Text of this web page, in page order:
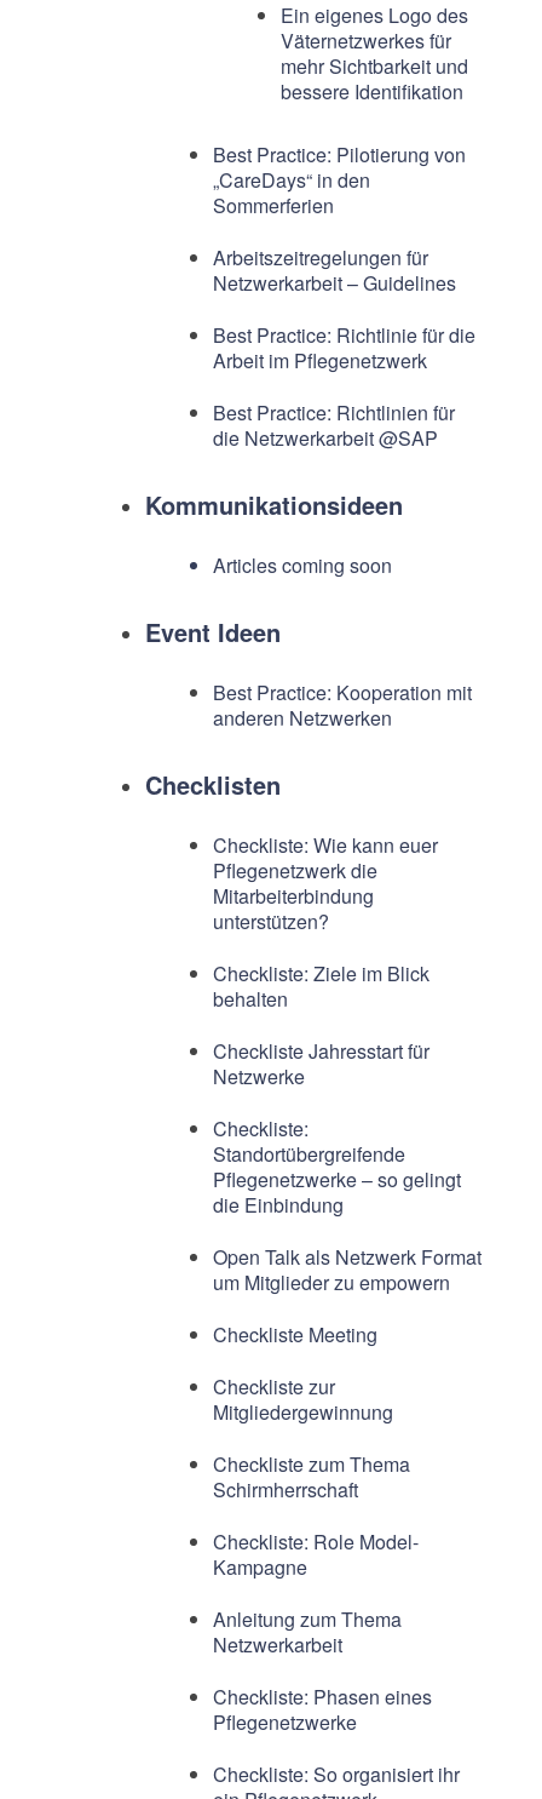
Ein eigenes Logo des
Väternetzwerkes für
mehr Sichtbarkeit und
bessere Identifikation
Best Practice: Pilotierung von
„CareDays“ in den
Sommerferien
Arbeitszeitregelungen für
Netzwerkarbeit – Guidelines
Best Practice: Richtlinie für die
Arbeit im Pflegenetzwerk
Best Practice: Richtlinien für
die Netzwerkarbeit @SAP
Kommunikationsideen
Articles coming soon
Event Ideen
Best Practice: Kooperation mit
anderen Netzwerken
Checklisten
Checkliste: Wie kann euer
Pflegenetzwerk die
Mitarbeiterbindung
unterstützen?
Checkliste: Ziele im Blick
behalten
Checkliste Jahresstart für
Netzwerke
Checkliste:
Standortübergreifende
Pflegenetzwerke – so gelingt
die Einbindung
Open Talk als Netzwerk Format
um Mitglieder zu empowern
Checkliste Meeting
Checkliste zur
Mitgliedergewinnung
Checkliste zum Thema
Schirmherrschaft
Checkliste: Role Model-
Kampagne
Anleitung zum Thema
Netzwerkarbeit
Checkliste: Phasen eines
Pflegenetzwerke
Checkliste: So organisiert ihr